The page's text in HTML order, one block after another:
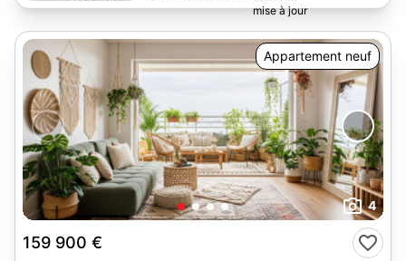
Appartement neuf
4
159 900 €